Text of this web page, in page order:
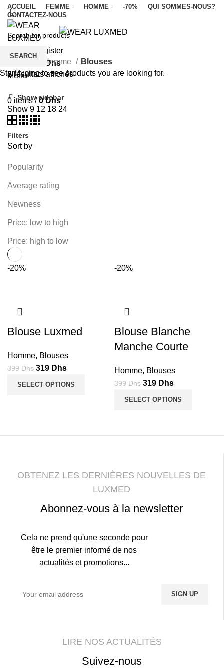
ACCUEIL FEMME HOMME -70%
QUI SOMMES-NOUS?
CONTACTEZ-NOUS
Login / Register
Dhs
Menu
0 items / 0Dhs
Homme
Blouses
2 résultats affichésTrié
Show sidebar
Show 9 12 18 24
Filters
Sort by
Popularity
Average rating
Newness
Price: low to high
Price: high to low
-20%
Blouse Luxmed
Homme, Blouses
399Dhs Le
prix
319 DhsLe
prix
SELECT OPTIONS
-20%
Blouse Blanche
Manche Courte
Homme, Blouses
399Dhs Le
prix
319 DhsLe
prix
SELECT OPTIONS
OBTENEZ LES DERNIÈRES NOUVELLES DE
LUXMED
Abonnez-vous à la newsletter
Cela ne prend qu'une seconde pour
être le premier informé de nos
actualités et promotions...
LIRE NOS ACTUALITÉS
Suivez-nous
SEARCH
Start typing to see products you are looking for.